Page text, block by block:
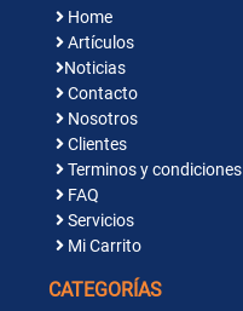
Home
Artículos
Noticias
Contacto
Nosotros
Clientes
Terminos y condiciones
FAQ
Servicios
Mi Carrito
CATEGORÍAS